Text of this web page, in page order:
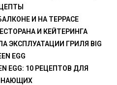
БАЛКОНЕ И НА ТЕРРАСЕ
И КЕЙТЕРИНГА
ЭКСПЛУАТАЦИИ ГРИЛЯ BIG
EGG
EGG: 10 РЕЦЕПТОВ ДЛЯ